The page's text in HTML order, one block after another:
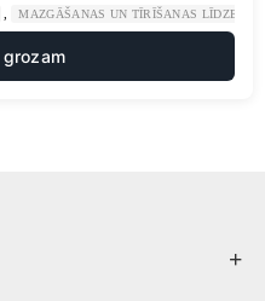
MAZGĀŠANAS UN TĪRĪŠANAS LĪDZEKĻI
+